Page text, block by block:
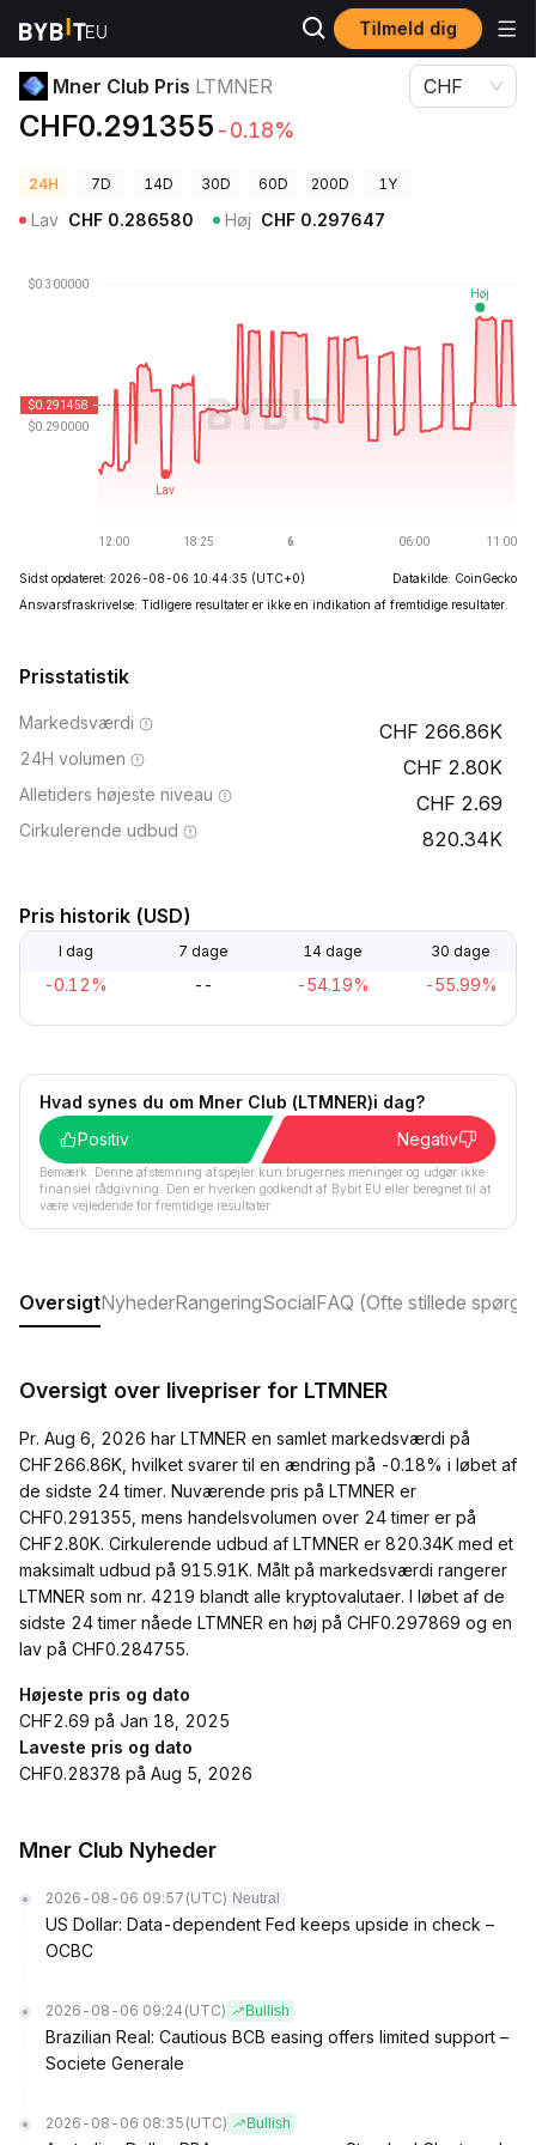
Tilmeld dig
Kryptopriser
Mner Club Pris LTMNER
CHF0.291355 -0.18%
CHF
24H 7D 14D 30D 60D 200D 1Y
Lav CHF 0.286580 Høj CHF 0.297647
Sidst opdateret: 2026-08-06 10:44:35 (UTC+0)
Datakilde: CoinGecko
Ansvarsfraskrivelse: Tidligere resultater er ikke en indikation af fremtidige resultater.
Prisstatistik
Markedsværdi 266.86K
24H volumen 2.80K
Alletiders højeste niveau 2.69
Cirkulerende udbud 820.34K
Pris historik (USD)
I dag 7 dage 14 dage 30 dage
-0.12% -- -54.19% -55.99%
Hvad synes du om Mner Club (LTMNER)i dag?
Positiv
Negativ
Bemærk: Denne afstemning afspejler kun brugernes meninger og udgør ikke
finansiel rådgivning. Den er hverken godkendt af Bybit EU eller beregnet til at
være vejledende for fremtidige resultater.
OversigtNyhederRangeringSocialFAQ (Ofte stillede
Oversigt over livepriser for LTMNER
Pr. Aug 6, 2026 har LTMNER en samlet markedsværdi på
CHF266.86K, hvilket svarer til en ændring på -0.18% i løbet af
de sidste 24 timer. Nuværende pris på LTMNER er
CHF0.291355, mens handelsvolumen over 24 timer er på
CHF2.80K. Cirkulerende udbud af LTMNER er 820.34K med et
maksimalt udbud på 915.91K. Målt på markedsværdi rangerer
LTMNER som nr. 4219 blandt alle kryptovalutaer. I løbet af de
sidste 24 timer nåede LTMNER en høj på CHF0.297869 og en
lav på CHF0.284755.
Højeste pris og dato
CHF2.69 på Jan 18, 2025
Laveste pris og dato
CHF0.28378 på Aug 5, 2026
Mner Club Nyheder
2026-08-06 09:57 (UTC) Neutral
US Dollar: Data-dependent Fed keeps upside in check –
OCBC
2026-08-06 09:24 (UTC) Bullish
Brazilian Real: Cautious BCB easing offers limited support –
Societe Generale
2026-08-06 08:35 (UTC) Bullish